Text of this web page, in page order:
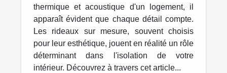
thermique et acoustique d'un logement, il
apparaît évident que chaque détail compte.
Les rideaux sur mesure, souvent choisis
pour leur esthétique, jouent en réalité un rôle
déterminant dans l'isolation de votre
intérieur. Découvrez à travers cet article...